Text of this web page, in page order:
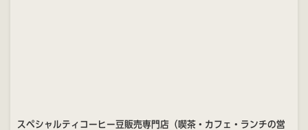
スペシャルティコーヒー豆販売専門店 （喫茶・カフェ・ランチの営